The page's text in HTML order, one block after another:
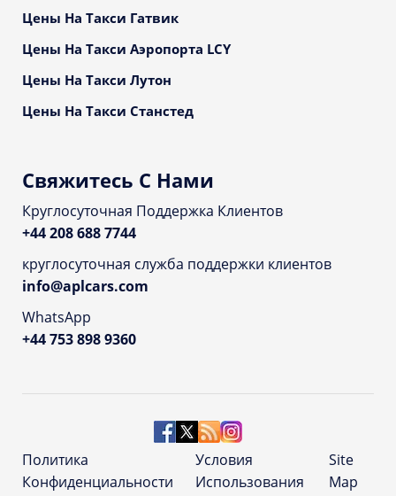
Цены На Такси Гатвик
Цены На Такси Аэропорта LCY
Цены На Такси Лутон
Цены На Такси Станстед
Свяжитесь С Нами
Круглосуточная Поддержка Клиентов
+44 208 688 7744
круглосуточная служба поддержки клиентов
info@aplcars.com
WhatsApp
+44 753 898 9360
Политика
Конфиденциальности
Условия
Использования
Site
Map